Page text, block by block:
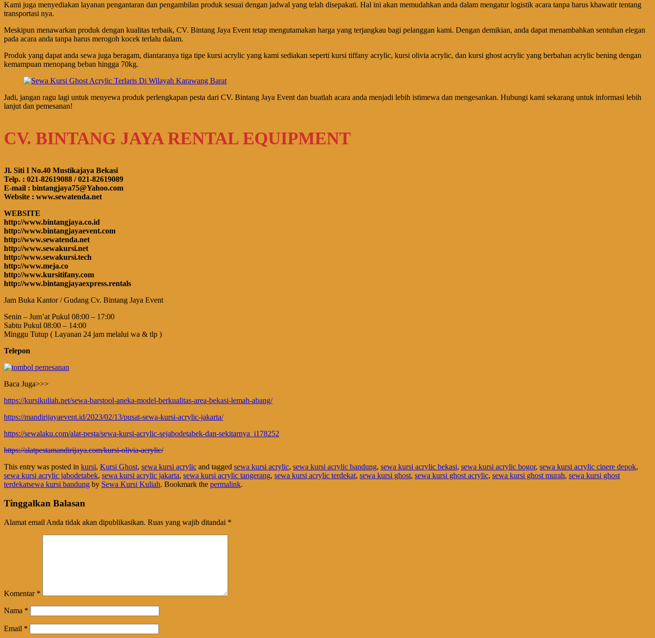
Kami juga menyediakan layanan pengantaran dan pengambilan produk sesuai dengan jadwal yang telah disepakati. Hal ini akan memudahkan anda dalam mengatur logistik acara tanpa harus khawatir tentang
transportasi nya.
Meskipun menawarkan produk dengan kualitas terbaik, CV. Bintang Jaya Event tetap mengutamakan harga yang terjangkau bagi pelanggan kami. Dengan demikian, anda dapat menambahkan sentuhan elegan
pada acara anda tanpa harus merogoh kocek terlalu dalam.
Produk yang dapat anda sewa juga beragam, diantaranya tiga tipe kursi acrylic yang kami sediakan seperti kursi tiffany acrylic, kursi olivia acrylic, dan kursi ghost acrylic yang berbahan acrylic bening dengan
kemampuan menopang beban hingga 70kg.
Jadi, jangan ragu lagi untuk menyewa produk perlengkapan pesta dari CV. Bintang Jaya Event dan buatlah acara anda menjadi lebih istimewa dan mengesankan. Hubungi kami sekarang untuk informasi lebih
lanjut dan pemesanan!
CV. BINTANG JAYA RENTAL EQUIPMENT
Jl. Siti I No.40 Mustikajaya Bekasi
Telp. : 021-82619088 / 021-82619089
E-mail : bintangjaya75@Yahoo.com
Website : www.sewatenda.net
WEBSITE
http://www.bintangjaya.co.id
http://www.bintangjayaevent.com
http://www.sewatenda.net
http://www.sewakursi.net
http://www.sewakursi.tech
http://www.meja.co
http://www.kursitifany.com
http://www.bintangjayaexpress.rentals
Jam Buka Kantor / Gudang Cv. Bintang Jaya Event
Senin – Jum’at Pukul 08:00 – 17:00
Sabtu Pukul 08:00 – 14:00
Minggu Tutup ( Layanan 24 jam melalui wa & tlp )
Telepon
Baca Juga>>>
https://kursikuliah.net/sewa-barstool-aneka-model-berkualitas-area-bekasi-lemah-abang/
https://mandirijayaevent.id/2023/02/13/pusat-sewa-kursi-acrylic-jakarta/
https://sewalaku.com/alat-pesta/sewa-kursi-acrylic-sejabodetabek-dan-sekitarnya_i178252
https://alatpestamandirijaya.com/kursi-olivia-acrylic/
This entry was posted in kursi, Kursi Ghost, sewa kursi acrylic and tagged sewa kursi acrylic, sewa kursi acrylic bandung, sewa kursi acrylic bekasi, sewa kursi acrylic bogor, sewa kursi acrylic cinere depok,
sewa kursi acrylic jabodetabek, sewa kursi acrylic jakarta, sewa kursi acrylic tangerang, sewa kursi acrylic terdekat, sewa kursi ghost, sewa kursi ghost acrylic, sewa kursi ghost murah, sewa kursi ghost
terdekatsewa kursi bandung by Sewa Kursi Kuliah. Bookmark the permalink.
Tinggalkan Balasan
Alamat email Anda tidak akan dipublikasikan. Ruas yang wajib ditandai *
Komentar *
Nama *
Email *